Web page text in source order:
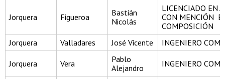
Jorquera Figueroa
Bastián
Nicolás
LICENCIADO EN
CON MENCIÓN
COMPOSICIÓN
Jorquera
Valladares José Vicente INGENIERO
Jorquera Vera
Pablo
Alejandro
INGENIERO